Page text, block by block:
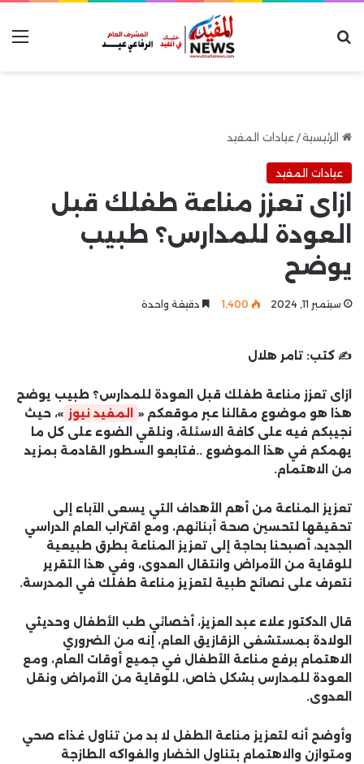
الرئيسية/ عيادات المفيد
عيادات المفيد
ازاى تعزز مناعة طفلك قبل
العودة للمدارس؟ طبيب
يوضح
سبتمبر 11, 2024 1٬400 دقيقة واحدة
✍️ كتب: تامر هلال
ازاى تعزز مناعة طفلك قبل العودة للمدارس؟ طبيب يوضح
هذا هو موضوع مقالنا عبر موقعكم «
المفيد نيوز »، حيث
نجيبكم فيه على كافة الاسئلة، ونلقي الضوء على كل ما
يهمكم في هذا الموضوع ..فتابعو السطور القادمة بمزيد
من الاهتمام.
تعزيز المناعة من أهم الأهداف التي يسعى الآباء إلى
تحقيقها لتحسين صحة أبنائهم، ومع اقتراب العام الدراسي
الجديد، أصبحنا بحاجة إلى تعزيز المناعة بطرق طبيعية
للوقاية من الأمراض وانتقال العدوى، وفي هذا التقرير
نتعرف على نصائح طبية لتعزيز مناعة طفلك في المدرسة.
قال الدكتور علاء عبد العزيز، أخصائي طب الأطفال وحديثي
الولادة بمستشفى الزقازيق العام، إنه من الضروري
الاهتمام برفع مناعة الأطفال في جميع أوقات العام، ومع
العودة للمدارس بشكل خاص، للوقاية من الأمراض ونقل
العدوى.
وأوضح أنه لتعزيز مناعة الطفل لا بد من تناول غذاء صحي
ومتوازن والاهتمام بتناول الخضار والفواكه الطازجة